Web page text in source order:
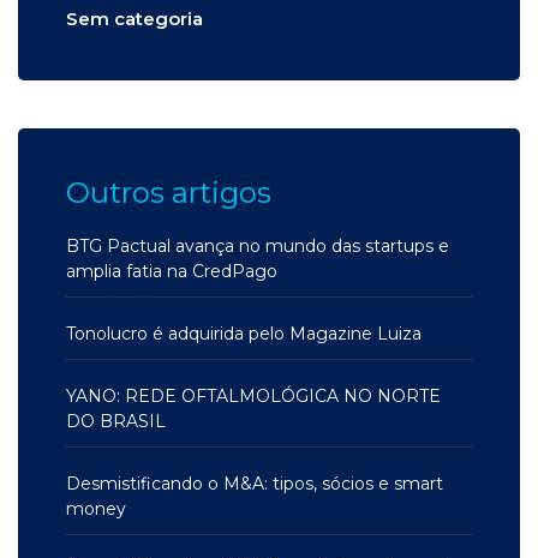
Sem categoria
Outros artigos
BTG Pactual avança no mundo das startups e
amplia fatia na CredPago
Tonolucro é adquirida pelo Magazine Luiza
YANO: REDE OFTALMOLÓGICA NO NORTE
DO BRASIL
Desmistificando o M&A: tipos, sócios e smart
money